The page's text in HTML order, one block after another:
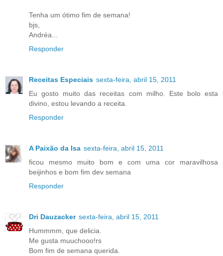
Tenha um ótimo fim de semana!
bjs,
Andréa...
Responder
Receitas Especiais sexta-feira, abril 15, 2011
Eu gosto muito das receitas com milho. Este bolo esta
divino, estou levando a receita.
Responder
A Paixão da Isa sexta-feira, abril 15, 2011
ficou mesmo muito bom e com uma cor maravilhosa
beijinhos e bom fim dev semana
Responder
Dri Dauzacker sexta-feira, abril 15, 2011
Hummmm, que delicia.
Me gusta muuchooo!rs
Bom fim de semana querida.